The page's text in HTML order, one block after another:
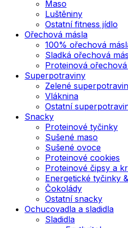
Maso
Luštěniny
Ostatní fitness jídlo
Ořechová másla
100% ořechová
Sladká ořechová
Proteinová
Superpotraviny
Zelené
Vláknina
Ostatní
Snacky
Proteinové tyčinky
Sušené maso
Sušené ovoce
Proteinové cookies
Proteinové čipsy a
Energetické tyčinky
Čokolády
Ostatní snacky
Ochucovadla a sladidla
Sladidla